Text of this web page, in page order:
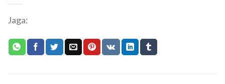
Jaga: